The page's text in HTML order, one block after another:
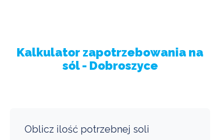
Kalkulator zapotrzebowania na
sól - Dobroszyce
Oblicz ilość potrzebnej soli